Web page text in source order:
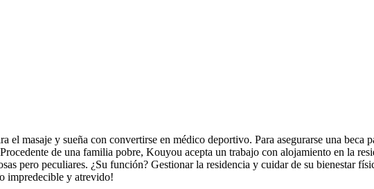
el masaje y sueña con convertirse en médico deportivo. Para asegurarse una
de una familia pobre, Kouyou acepta un trabajo con alojamiento en la
pero peculiares. ¿Su función? Gestionar la residencia y cuidar de su bienestar
impredecible y atrevido!